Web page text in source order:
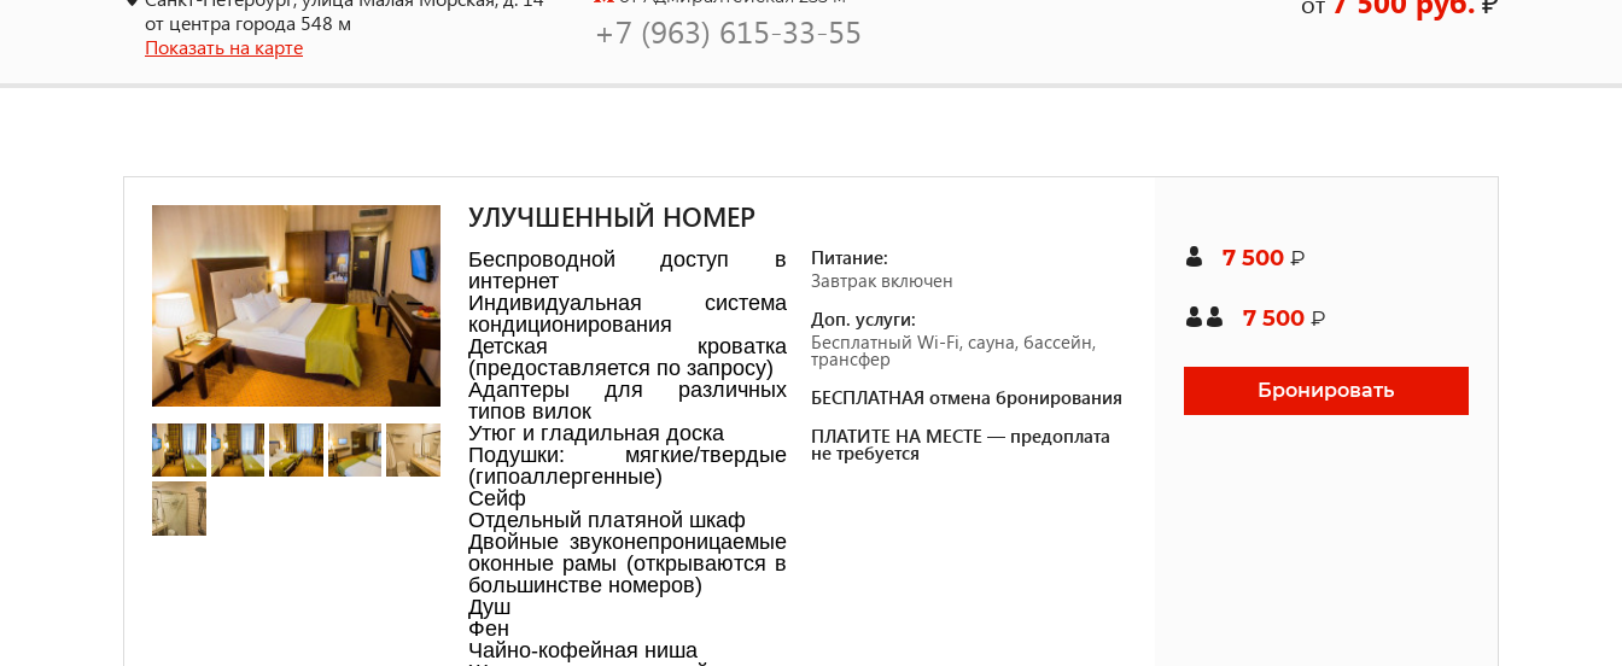
от центра города 548 м
Показать на карте
+7 (963) 615-33-55
УЛУЧШЕННЫЙ НОМЕР
Беспроводной доступ в
интернет
Индивидуальная система
кондиционирования
Детская кроватка
(предоставляется по запросу)
Адаптеры для различных
типов вилок
Утюг и гладильная доска
Подушки: мягкие/твердые
(гипоаллергенные)
Сейф
Отдельный платяной шкаф
Двойные звуконепроницаемые
оконные рамы (открываются в
большинстве номеров)
Душ
Фен
Чайно-кофейная ниша
Питание:
Завтрак включен
Доп. услуги:
Бесплатный Wi-Fi, сауна, бассейн,
трансфер
БЕСПЛАТНАЯ отмена бронирования
ПЛАТИТЕ НА МЕСТЕ — предоплата
не требуется
7 500 ₽
7 500 ₽
Бронировать